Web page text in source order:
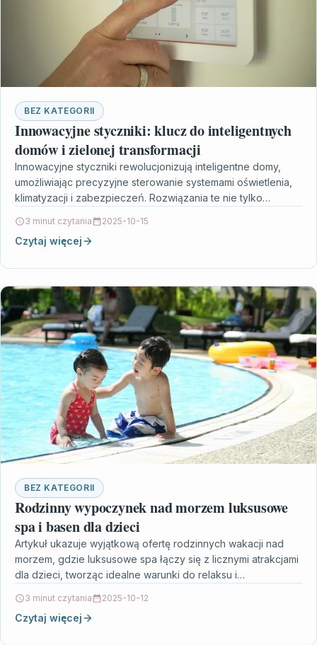
BEZ KATEGORII
Innowacyjne styczniki: klucz do inteligentnych
domów i zielonej transformacji
Innowacyjne styczniki rewolucjonizują inteligentne domy,
umożliwiając precyzyjne sterowanie systemami oświetlenia,
klimatyzacji i zabezpieczeń. Rozwiązania te nie tylko
3 minut czytania 2025-10-15
Czytaj więcej
BEZ KATEGORII
Rodzinny wypoczynek nad morzem luksusowe
spa i basen dla dzieci
Artykuł ukazuje wyjątkową ofertę rodzinnych wakacji nad
morzem, gdzie luksusowe spa łączy się z licznymi atrakcjami
dla dzieci, tworząc idealne warunki do relaksu i…
3 minut czytania 2025-10-12
Czytaj więcej